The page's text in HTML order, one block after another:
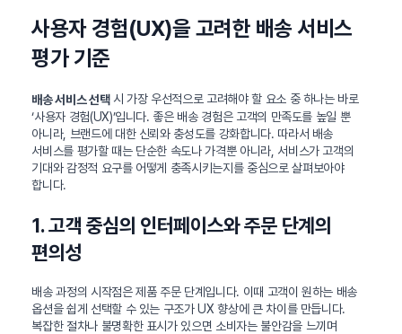
사용자 경험(UX)을 고려한 배송 서비스
평가 기준
배송 서비스 선택시 가장 우선적으로 고려해야 할 요소 중 하나는 바로
‘사용자 경험(UX)’입니다. 좋은 배송 경험은 고객의 만족도를 높일 뿐
아니라, 브랜드에 대한 신뢰와 충성도를 강화합니다. 따라서 배송
서비스를 평가할 때는 단순한 속도나 가격뿐 아니라, 서비스가 고객의
기대와 감정적 요구를 어떻게 충족시키는지를 중심으로 살펴보아야
합니다.
1. 고객 중심의 인터페이스와 주문 단계의
편의성
배송 과정의 시작점은 제품 주문 단계입니다. 이때 고객이 원하는 배송
옵션을 쉽게 선택할 수 있는 구조가 UX 향상에 큰 차이를 만듭니다.
복잡한 절차나 불명확한 표시가 있으면 소비자는 불안감을 느끼며